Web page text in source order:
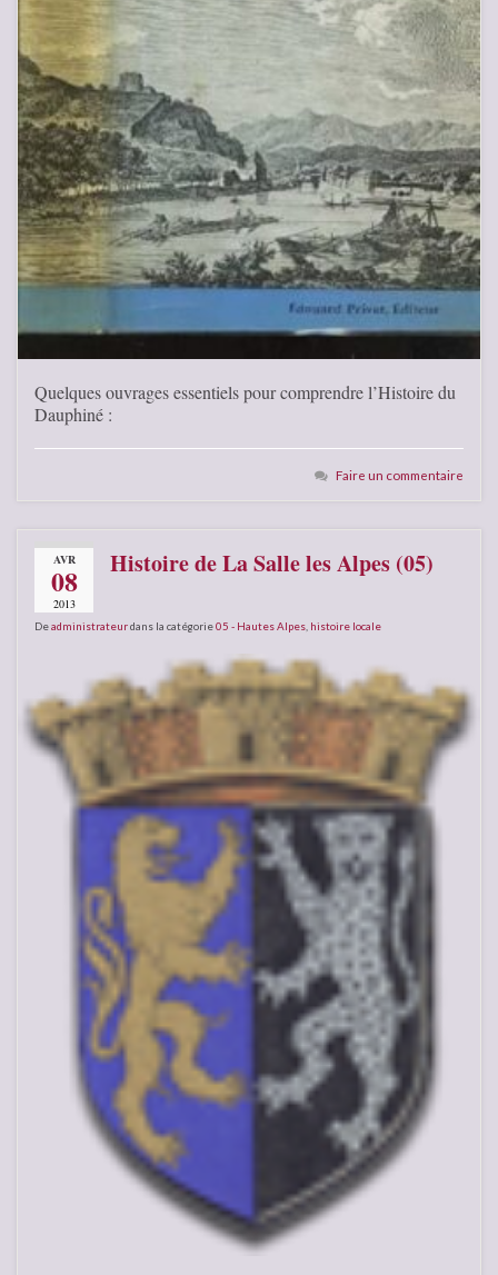
Quelques ouvrages essentiels pour comprendre l’Histoire du
Dauphiné :
Faire un commentaire
AVR
08
2013
Histoire de La Salle les Alpes (05)
Deadministrateurdans la catégorie05 - Hautes Alpes histoire locale